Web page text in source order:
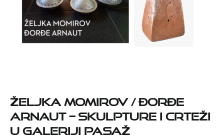
Željka Momirov / Đorđe
Arnaut – Skulpture i crteži
u Galeriji Pasaž